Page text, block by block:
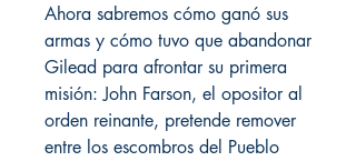
Ahora sabremos cómo ganó sus
armas y cómo tuvo que abandonar
Gilead para afrontar su primera
misión: John Farson, el opositor al
orden reinante, pretende remover
entre los escombros del Pueblo